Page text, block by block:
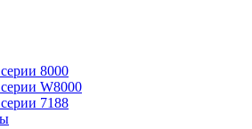
8000
W8000
7188